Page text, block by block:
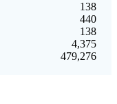
138
440
138
4,375
479,276